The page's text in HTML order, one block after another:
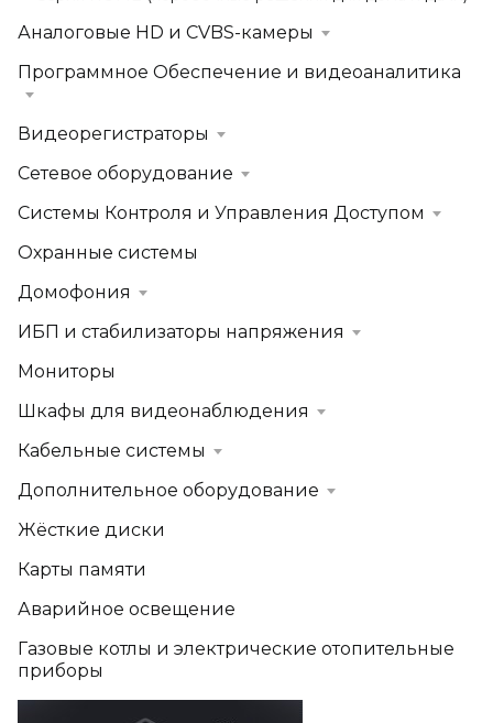
Аналоговые HD и CVBS-камеры
Программное Обеспечение и видеоаналитика
Видеорегистраторы
Сетевое оборудование
Системы Контроля и Управления Доступом
Охранные системы
Домофония
ИБП и стабилизаторы напряжения
Мониторы
Шкафы для видеонаблюдения
Кабельные системы
Дополнительное оборудование
Жёсткие диски
Карты памяти
Аварийное освещение
Газовые котлы и электрические отопительные
приборы